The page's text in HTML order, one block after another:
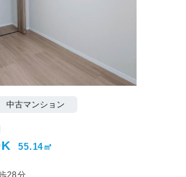
中古マンション
55.14㎡
28分